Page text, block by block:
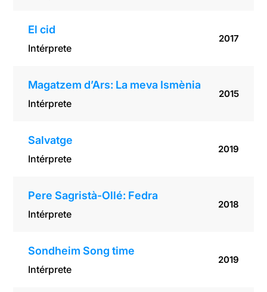
El cid
Intérprete
2017
Magatzem d’Ars: La meva Ismènia
Intérprete
2015
Salvatge
Intérprete
2019
Pere Sagristà-Ollé: Fedra
Intérprete
2018
Sondheim Song time
Intérprete
2019